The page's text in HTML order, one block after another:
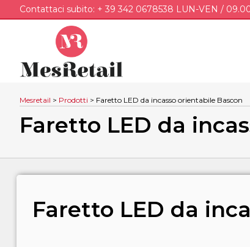
Contattaci subito: + 39 342 0678538 LUN-VEN /
Mesretail > Prodotti > Faretto LED da incasso orientabile Bascon
Faretto LED da
Faretto LED da